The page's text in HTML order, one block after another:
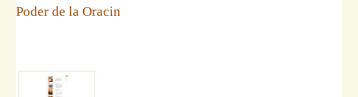
Poder de la Oracin